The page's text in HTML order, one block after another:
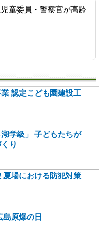
童委員・警察官が高齢
認定こども園建設工
学級」 子どもたちが
り
夏場における防犯対策
島原爆の日